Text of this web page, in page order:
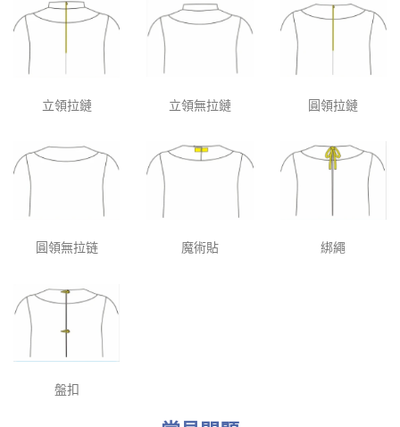
立領拉鏈 立領無拉鏈 圓領拉鏈
圓領無拉链 魔術貼 綁繩
盤扣